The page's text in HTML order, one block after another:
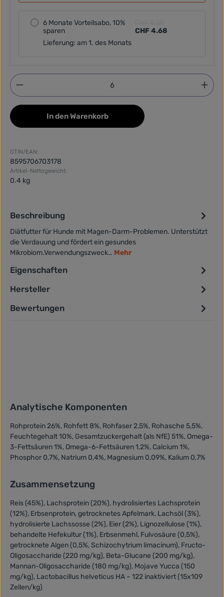
6 Monate Vorteilsabo, 10%
sparen
CHF 4.68
Lieferung: am 1. des Monats
Produkt Anzahl: Gib den gewünschten Wert ein
In den Warenkorb
GTIN/EAN:
8595706703178
Artikel-Nettogewicht:
0.4 kg
Beschreibung
Diätfutter für Hunde mit Magen-Darm-Problemen. Unterstützt
die Verdauung und fördert ein gesundes
Mikrobiom.Verwendungszweck… Mehr
Eigenschaften
Hersteller
Bewertungen
Analytische Komponenten
Rohprotein 26%, Rohfett 8%, Rohfaser 2,5%, Rohasche 5,5%,
Feuchtegehalt 10%, Gesamtzuckergehalt (als NfE) 51%, Omega-
3-Fettsäuren 1%, Omega-6-Fettsäuren 1,2%, Calcium 1%,
Phosphor 0,7%, Natrium 0,4%, Magnesium 0,09%, Kalium 0,7%
Zusammensetzung
Reis (45%), Lachsprotein (20%), hydrolisiertes Lachsprotein
(12%), Erbsenprotein, getrocknetes Apfelmark, Lachsöl (3%),
hydrolisierte Lachssosse (2%), Eier (2%), Lignozellulose (1%),
behandelte Hefekultur (1%), Erbsenmehl, Fulvosäure (0,5%),
getrocknete Algen (0,5%, Schizochytrium limacinum), Fructo-
Oligosaccharide (220 mg/kg), Beta-Glucane (200 mg/kg),
Mannan-Oligosaccharide (180 mg/kg), Mojave Yucca (150
mg/kg), Lactobacillus helveticus HA – 122 inaktiviert (15x109
Zellen/kg)